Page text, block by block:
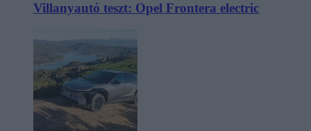
Villanyautó teszt: Opel Frontera electric